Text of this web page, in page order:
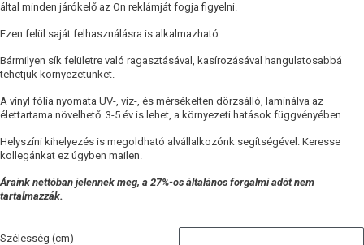
által minden járókelő az Ön reklámját fogja figyelni.
Ezen felül saját felhasználásra is alkalmazható.
Bármilyen sík felületre való ragasztásával, kasírozásával hangulatosabbá
tehetjük környezetünket.
A vinyl fólia nyomata UV-, víz-, és mérsékelten dörzsálló, laminálva az
élettartama növelhető. 3-5 év is lehet, a környezeti hatások függvényében.
Helyszíni kihelyezés is megoldható alvállalkozónk segítségével. Keresse
kollegánkat ez úgyben mailen.
Áraink nettóban jelennek meg, a 27%-os általános forgalmi adót nem
tartalmazzák.
Szélesség (cm)